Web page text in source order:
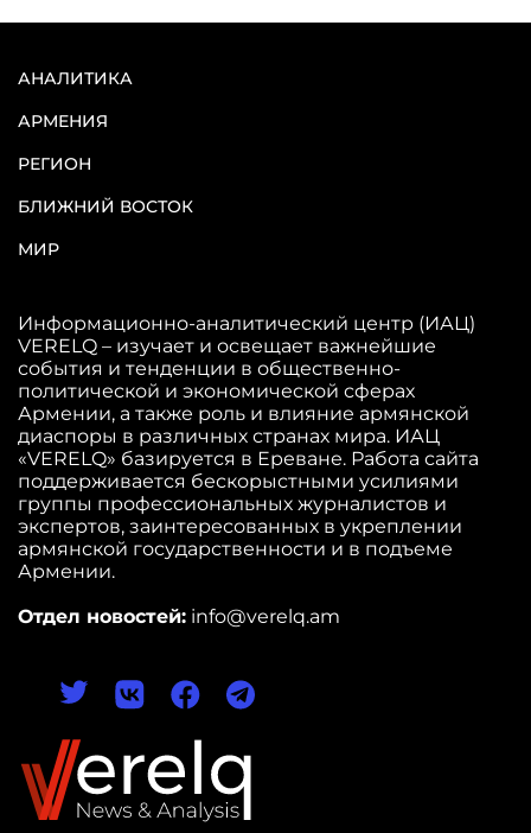
АНАЛИТИКА
АРМЕНИЯ
РЕГИОН
БЛИЖНИЙ ВОСТОК
МИР
Информационно-аналитический центр (ИАЦ)
VERELQ – изучает и освещает важнейшие
события и тенденции в общественно-
политической и экономической сферах
Армении, а также роль и влияние армянской
диаспоры в различных странах мира. ИАЦ
«VERELQ» базируется в Ереване. Работа сайта
поддерживается бескорыстными усилиями
группы профессиональных журналистов и
экспертов, заинтересованных в укреплении
армянской государственности и в подъеме
Армении.
Отдел новостей: info@verelq.am